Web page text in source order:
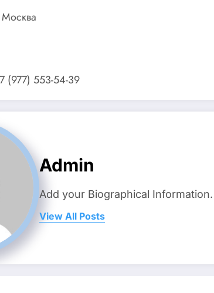
(977) 553-54-39
Admin
Add your Biographical Information.
View All Posts